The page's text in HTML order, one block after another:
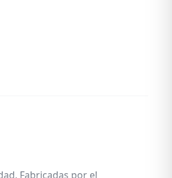
Fabricadas por el